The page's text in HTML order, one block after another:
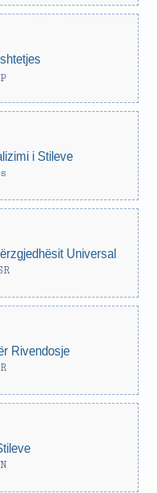
i Stileve
Universal
Rivendosje